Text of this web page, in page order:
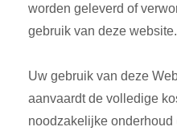
worden geleverd of
gebruik van deze website.
Uw gebruik van deze
aanvaardt de volledige
noodzakelijke onderhoud